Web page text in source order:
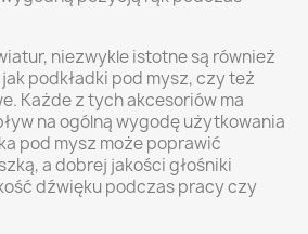
niezwykle istotne są również
podkładki pod mysz, czy też
Każde z tych akcesoriów ma
na ogólną wygodę użytkowania
pod mysz może poprawić
a dobrej jakości głośniki
dźwięku podczas pracy czy